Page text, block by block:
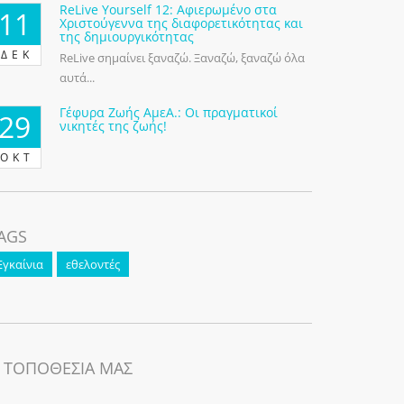
ΔΕΚ
ReLive Yourself 12: Αφιερωμένο στα
Χριστούγεννα της διαφορετικότητας και
της δημιουργικότητας
ReLive σημαίνει ξαναζώ. Ξαναζώ, ξαναζώ όλα
αυτά...
ΟΚΤ
Γέφυρα Ζωής ΑμεΑ.: Οι πραγματικοί
νικητές της ζωής!
εθελοντές
ΜΑΣ